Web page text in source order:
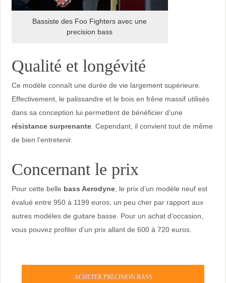
Bassiste des Foo Fighters avec une
precision bass
Qualité et longévité
Ce modèle connaît une durée de vie largement supérieure.
Effectivement, le palissandre et le bois en frêne massif utilisés
dans sa conception lui permettent de bénéficier d’une
résistance surprenante. Cependant, il convient tout de même
de bien l’entretenir.
Concernant le prix
Pour cette belle bass Aerodyne, le prix d’un modèle neuf est
évalué entre 950 à 1199 euros, un peu cher par rapport aux
autres modèles de guitare basse. Pour un achat d’occasion,
vous pouvez profiter d’un prix allant de 600 à 720 euros.
ACHETER PRECISION BASS